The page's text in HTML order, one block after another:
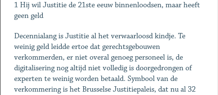
1 Hij wil Justitie de 21ste eeuw ­binnenloodsen, maar heeft
geen geld
Decennialang is Justitie al het verwaarloosd kindje. Te
weinig geld leidde ertoe dat gerechtsgebouwen
verkommerden, er niet overal genoeg personeel is, de
digitalisering nog altijd niet volledig is doorgedrongen of
experten te weinig worden betaald. Symbool van de
verkommering is het Brusselse Justitiepaleis, dat nu al 32